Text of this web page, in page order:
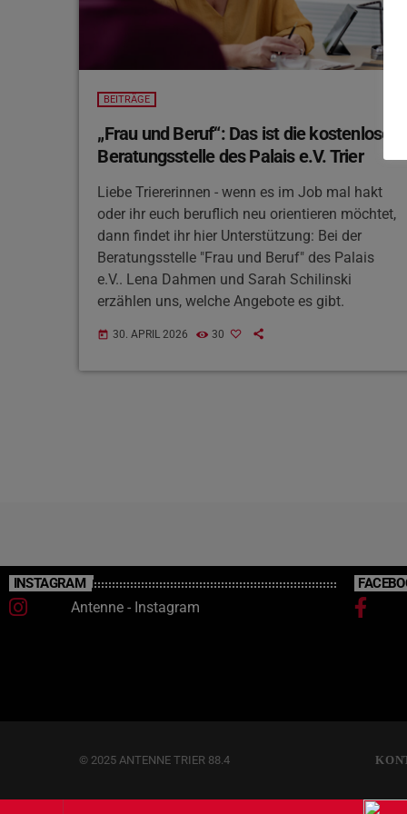
BEITRÄGE
„Frau und Beruf“: Das ist die kostenlose
Beratungsstelle des Palais e.V. Trier
Liebe Triererinnen - wenn es im Job mal hakt
oder ihr euch beruflich neu orientieren möchtet,
dann findet ihr hier Unterstützung: Bei der
Beratungsstelle "Frau und Beruf" des Palais
e.V.. Lena Dahmen und Sarah Schilinski
erzählen uns, welche Angebote es gibt.
today 30. APRIL 2026 30
INSTAGRAM
Antenne - Instagram
© 2025 ANTENNE TRIER 88.4